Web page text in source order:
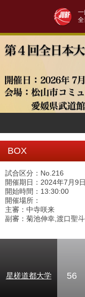
一
BOX
試合区分：No.216
開催期日：2024年7月9日
開始時間：13:30:00
開催場所：
主審：中寺咲来
副審：菊池伸幸,渡口聖斗
星槎道都大学 56